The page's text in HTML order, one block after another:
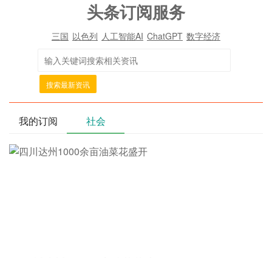
头条订阅服务
三国 以色列 人工智能AI ChatGPT 数字经济
搜索最新资讯
我的订阅 社会